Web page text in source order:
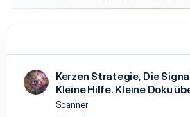
Kerzen Strategie, Die
Kleine Hilfe. Kleine Doku
Scanner